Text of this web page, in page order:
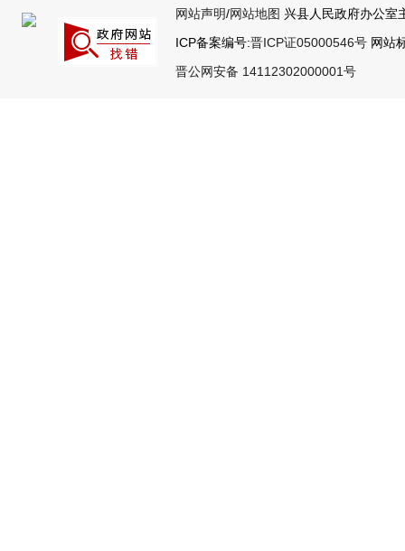
网站声明/网站地图 兴县人民政府办公室
ICP备案编号:晋ICP证05000546号 网站
晋公网安备 14112302000001号